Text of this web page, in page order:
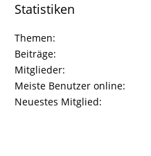
Statistiken
Themen
Beiträge
Mitglieder
Meiste Benutzer online
Neuestes Mitglied